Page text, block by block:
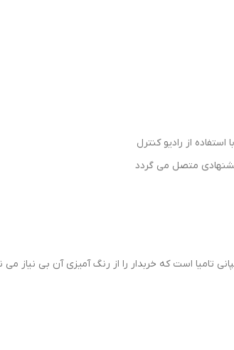
از رادیو کنترل
است که خربدار را از رنگ آمیزی آن بی نیاز می